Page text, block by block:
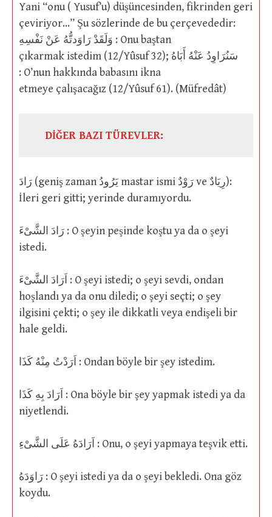
Yani “onu ( Yusuf’u) düşüncesinden, fikrinden geri
çeviriyor…” Şu sözlerinde de bu çerçevededir:
وَلَقَدْ رَاوَدتُّهُ عَنْ نَفْسِهِ : Onu baştan
çıkarmak istedim (12/Yûsuf 32); سَنُرَاوِدُ عَنْهُ أَبَاهُ
: O’nun hakkında babasını ikna
etmeye çalışacağız (12/Yûsuf 61). (Müfredât)
DİĞER BAZI TÜREVLER:
رَادَ (geniş zaman يَرُودُ mastar ismi رَوْدٌ ve رِيَادٌ):
İleri geri gitti; yerinde duramıyordu.
رَادَ الشَّىْءَ : O şeyin peşinde koştu ya da o şeyi
istedi.
اَرَادَ الشَّىْءَ : O şeyi istedi; o şeyi sevdi, ondan
hoşlandı ya da onu diledi; o şeyi seçti; o şey
ilgisini çekti; o şey ile dikkatli veya endişeli bir
hale geldi.
اَرَدْتُ مِنْهُ كَذَا : Ondan böyle bir şey istedim.
اَرَادَ بِهِ كَذَا : Ona böyle bir şey yapmak istedi ya da
niyetlendi.
اَرَادَهُ عَلَى الشَّىْءِ : Onu, o şeyi yapmaya teşvik etti.
رَاوَدَهُ : O şeyi istedi ya da o şeyi bekledi. Ona göz
koydu.